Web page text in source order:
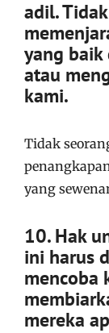
adil.
yang baik
atau
kami.
Tidak
yang
10. Hak
ini harus
mencoba
mereka